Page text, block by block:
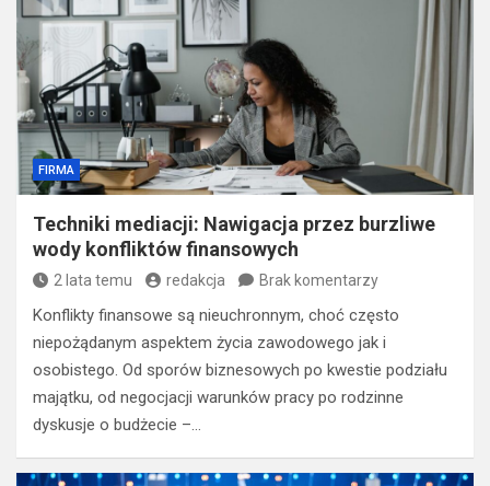
FIRMA
Techniki mediacji: Nawigacja przez burzliwe
wody konfliktów finansowych
2 lata temu redakcja Brak komentarzy
Konflikty finansowe są nieuchronnym, choć często
niepożądanym aspektem życia zawodowego jak i
osobistego. Od sporów biznesowych po kwestie podziału
majątku, od negocjacji warunków pracy po rodzinne
dyskusje o budżecie –…